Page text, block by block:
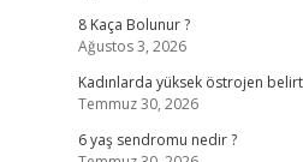
8 Kaça Bolunur ?
Ağustos 3, 2026
Kadınlarda yüksek östrojen
Temmuz 30, 2026
6 yaş sendromu nedir ?